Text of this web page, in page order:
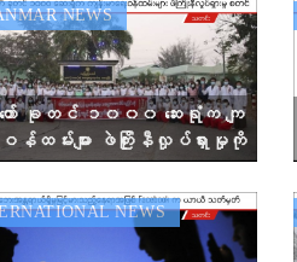
တော် ခုတင် ၁၀၀၀ ဆေးရုံက ကျ
းဝန်ထမ်းများ ဖဲကြိုးနီလှုပ်ရှားမှုကို
ဖော်ဝါရီ ၅ ရက်မှာ ပြုလုပ်ခဲ့ပါ
NEWS
NEWS